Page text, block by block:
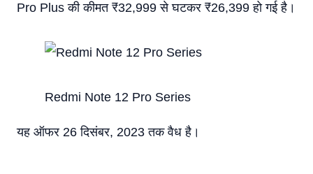
Pro Plus की कीमत ₹32,999 से घटकर ₹26,399 हो गई है।
Redmi Note 12 Pro Series
यह ऑफर 26 दिसंबर, 2023 तक वैध है।